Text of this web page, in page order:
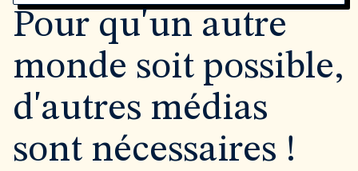
Pour qu'un autre
monde soit possible,
d'autres médias
sont nécessaires !